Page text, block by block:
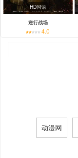
HD国语
逆行战场
4.0
动漫网